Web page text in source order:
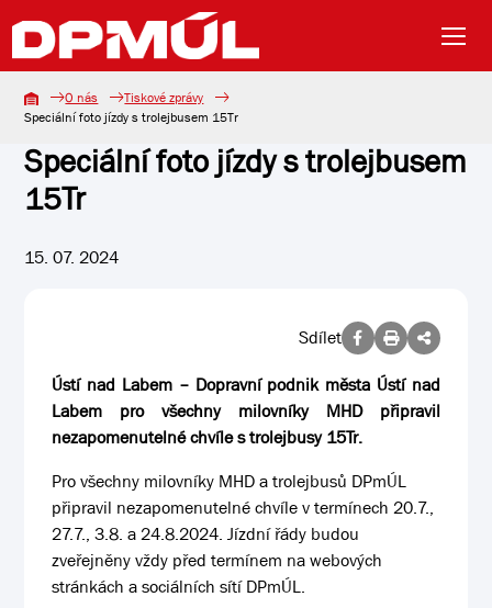
O nás
Tiskové zprávy
Speciální foto jízdy s trolejbusem 15Tr
Speciální foto jízdy s trolejbusem
15Tr
15. 07. 2024
Sdílet
Ústí nad Labem – Dopravní podnik města Ústí nad
Labem pro všechny milovníky MHD připravil
nezapomenutelné chvíle s trolejbusy 15Tr.
Pro všechny milovníky MHD a trolejbusů DPmÚL
připravil nezapomenutelné chvíle v termínech 20.7.,
27.7., 3.8. a 24.8.2024. Jízdní řády budou
zveřejněny vždy před termínem na webových
stránkách a sociálních sítí DPmÚL.